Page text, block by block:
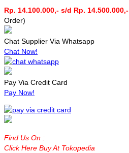
Rp. 14.100.000,- s/d Rp. 14.500.000,-
Order)
Chat Supplier Via Whatsapp
Chat Now!
Pay Via Credit Card
Pay Now!
Find Us On :
Click Here Buy At Tokopedia